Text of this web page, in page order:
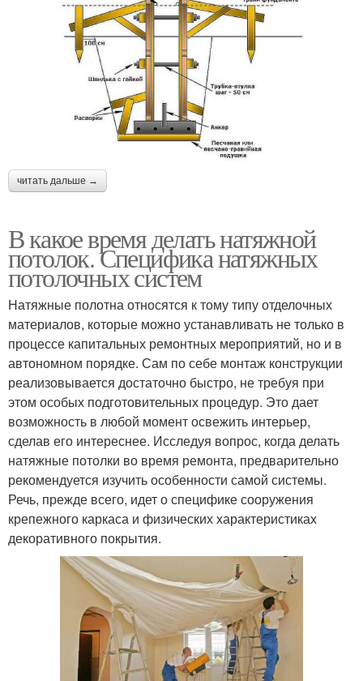
читать дальше →
В какое время делать натяжной
потолок. Специфика натяжных
потолочных систем
Натяжные полотна относятся к тому типу отделочных
материалов, которые можно устанавливать не только в
процессе капитальных ремонтных мероприятий, но и в
автономном порядке. Сам по себе монтаж конструкции
реализовывается достаточно быстро, не требуя при
этом особых подготовительных процедур. Это дает
возможность в любой момент освежить интерьер,
сделав его интереснее. Исследуя вопрос, когда делать
натяжные потолки во время ремонта, предварительно
рекомендуется изучить особенности самой системы.
Речь, прежде всего, идет о специфике сооружения
крепежного каркаса и физических характеристиках
декоративного покрытия.